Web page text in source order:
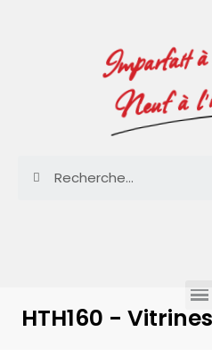
Imparfait à
Neuf à
HTH160 -